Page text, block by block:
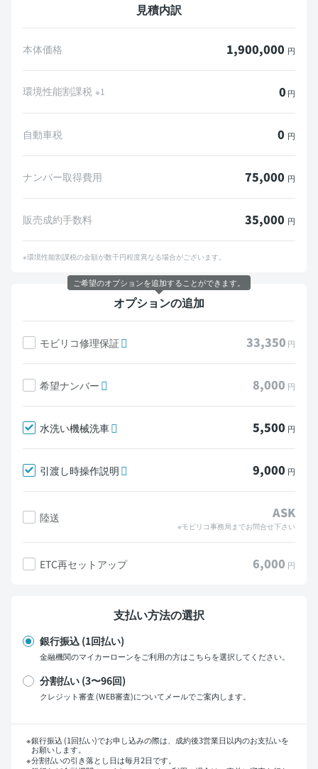
見積内訳
本体価格 1,900,000 円
環境性能割課税 ※1 0 円
自動車税 0 円
ナンバー取得費用 75,000 円
販売成約手数料 35,000 円
※環境性能割課税の金額が数千円程度異なる場合がございます。
オプションの追加
モビリコ修理保証 33,350 円
希望ナンバー 8,000 円
水洗い機械洗車 5,500 円
引渡し時操作説明 9,000 円
陸送 ASK
※モビリコ事務局までお問合せ下さい
ETC再セットアップ 6,000 円
支払い方法の選択
銀行振込 (1回払い)
金融機関のマイカーローンをご利用の方はこちらを選択してください。
分割払い (3〜96回)
クレジット審査 (WEB審査)についてメールでご案内します。
支払い回数
銀行振込 (1回払い)でお申し込みの際は、成約後3営業日以内のお支払いを
お願いします。
分割払いの引き落とし日は毎月2日です。
ご希望のオプションを追加することができます。